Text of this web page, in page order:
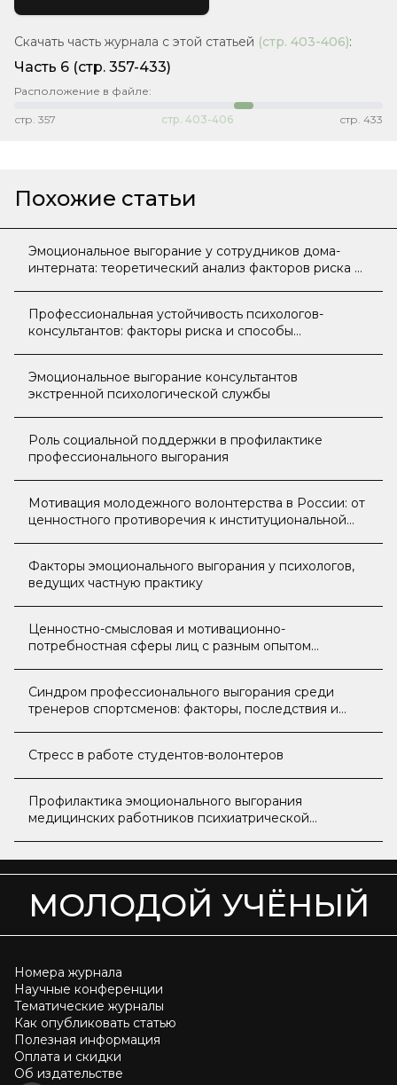
Скачать часть журнала с этой статьей (стр. 403-406):
Часть 6 (стр. 357-433)
Расположение в файле:
стр. 357 стр.403-406 стр. 433
Похожие статьи
Эмоциональное выгорание у сотрудников дома-
интерната: теоретический анализ факторов риска и
Профессиональная устойчивость психологов-
консультантов: факторы риска и способы
Эмоциональное выгорание консультантов
экстренной психологической службы
Роль социальной поддержки в профилактике
профессионального выгорания
Мотивация молодежного волонтерства в России: от
ценностного противоречия к институциональной
Факторы эмоционального выгорания у психологов,
ведущих частную практику
Ценностно-смысловая и мотивационно-
потребностная сферы лиц с разным опытом
Синдром профессионального выгорания среди
тренеров спортсменов: факторы, последствия и
Стресс в работе студентов-волонтеров
Профилактика эмоционального выгорания
медицинских работников психиатрической
МОЛОДОЙ УЧЁНЫЙ
Номера журнала
Научные конференции
Тематические журналы
Как опубликовать статью
Полезная информация
Оплата и скидки
Об издательстве